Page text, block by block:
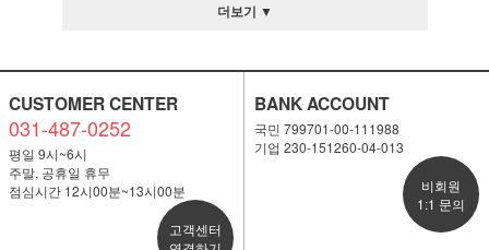
더보기 ▼
CUSTOMER CENTER
031-487-0252
평일 9시~6시
주말, 공휴일 휴무
점심시간 12시00분~13시00분
고객센터
BANK ACCOUNT
국민 799701-00-111988
기업 230-151260-04-013
비회원
1:1 문의